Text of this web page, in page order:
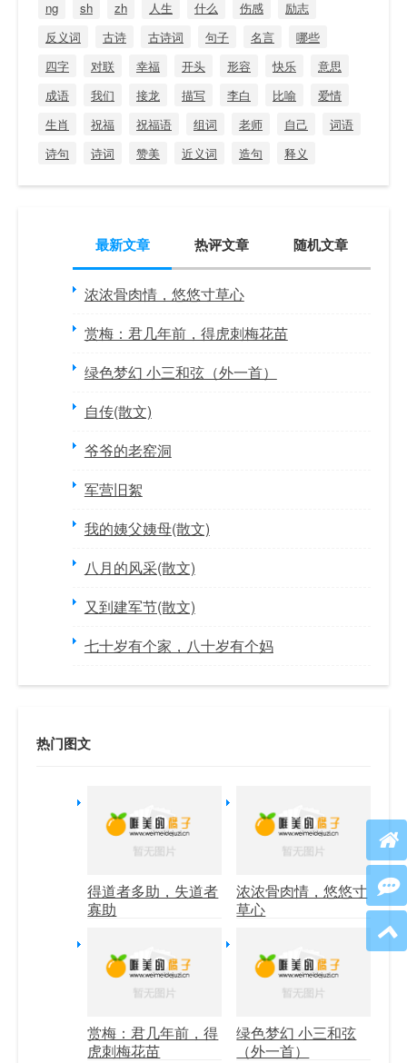
ng sh zh 人生 什么 伤感
励志
反义词
古诗 古诗词 句子 名言
哪些
四字
对联 幸福 开头 形容 快乐
意思
成语
我们 接龙 描写 李白 比喻
爱情
生肖
祝福 祝福语 组词 老师 自己
词语
诗句
诗词 赞美 近义词 造句 释义
最新文章 热评文章 随机文章
浓浓骨肉情，悠悠寸草心
赏梅：君几年前，得虎刺梅花苗
绿色梦幻 小三和弦（外一首）
自传(散文)
爷爷的老窑洞
军营旧絮
我的姨父姨母(散文)
八月的风采(散文)
又到建军节(散文)
七十岁有个家，八十岁有个妈
热门图文
得道者多助，失道者
寡助
浓浓骨肉情，悠悠寸
草心
赏梅：君几年前，得
虎刺梅花苗
绿色梦幻 小三和弦
（外一首）